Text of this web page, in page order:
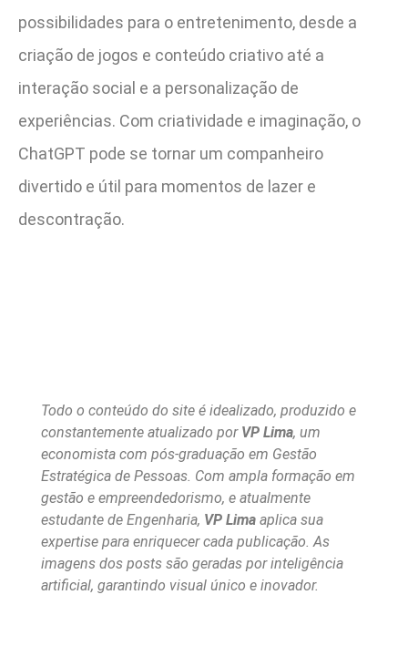
possibilidades para o entretenimento, desde a
criação de jogos e conteúdo criativo até a
interação social e a personalização de
experiências. Com criatividade e imaginação, o
ChatGPT pode se tornar um companheiro
divertido e útil para momentos de lazer e
descontração.
Todo o conteúdo do site é idealizado, produzido e
constantemente atualizado por VP Lima, um
economista com pós-graduação em Gestão
Estratégica de Pessoas. Com ampla formação em
gestão e empreendedorismo, e atualmente
estudante de Engenharia, VP Lima aplica sua
expertise para enriquecer cada publicação. As
imagens dos posts são geradas por inteligência
artificial, garantindo visual único e inovador.